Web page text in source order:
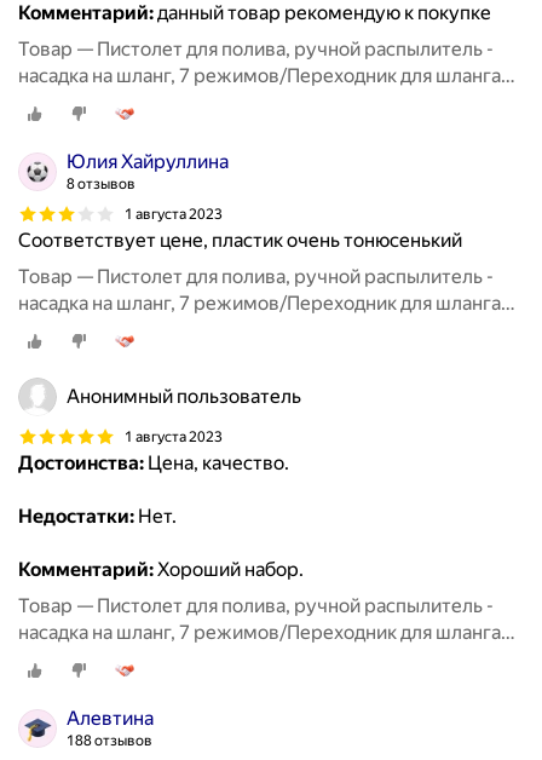
Комментарий:данный товар рекомендую к покупке
Товар — Пистолет для полива, ручной распылитель -
насадка на шланг, 7 режимов/Переходник для шланга
3шт/Полив и орошение сада
Юлия Хайруллина
8 отзывов
1 августа 2023
Соответствует цене, пластик очень тонюсенький
Товар — Пистолет для полива, ручной распылитель -
насадка на шланг, 7 режимов/Переходник для шланга
3шт/Полив и орошение сада
Анонимный пользователь
1 августа 2023
Достоинства: Цена, качество.
Недостатки: Нет.
Комментарий:Хороший набор.
Товар — Пистолет для полива, ручной распылитель -
насадка на шланг, 7 режимов/Переходник для шланга
3шт/Полив и орошение сада
Алевтина
188 отзывов